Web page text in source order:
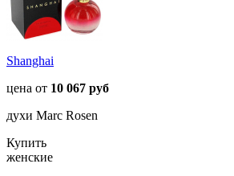
Shanghai
цена от 10 067 руб
духи Marc Rosen
Купить
женские